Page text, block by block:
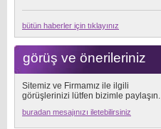
bütün haberler için tıklayınız
görüş ve önerileriniz
Sitemiz ve Firmamız ile ilgili
görüşlerinizi lütfen bizimle paylaşın.
buradan mesajınızı iletebilirsiniz